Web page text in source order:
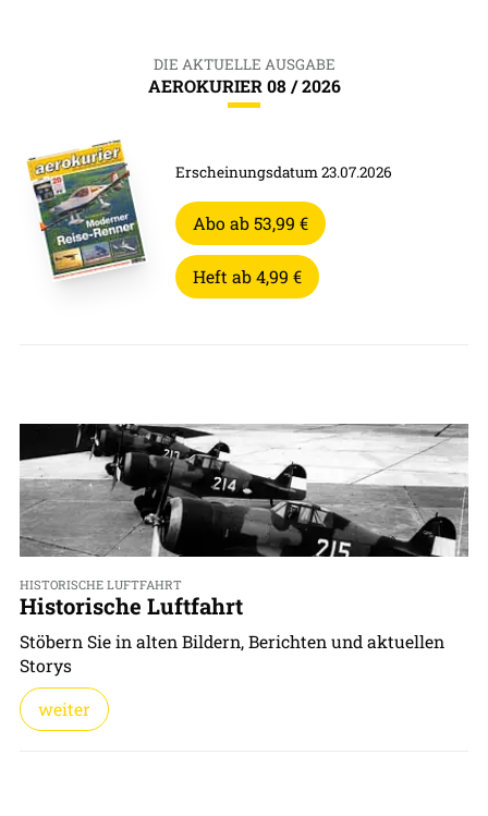
DIE AKTUELLE AUSGABE
AEROKURIER 08 / 2026
Erscheinungsdatum 23.07.2026
Abo ab 53,99 €
Heft ab 4,99 €
HISTORISCHE LUFTFAHRT
Historische Luftfahrt
Stöbern Sie in alten Bildern, Berichten und aktuellen
Storys
weiter